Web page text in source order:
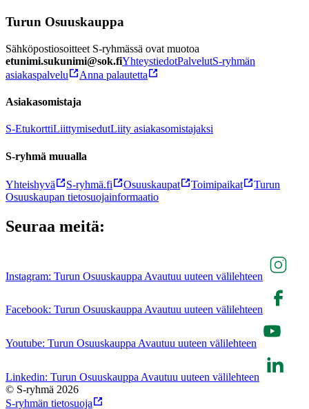
Turun Osuuskauppa
Sähköpostiosoitteet S-ryhmässä ovat muotoa
etunimi.sukunimi@sok.fiYhteystiedotPalvelutS-ryhmän
asiakaspalvelu
Anna palautetta
Asiakasomistaja
S-EtukorttiLiittymisedutLiity asiakasomistajaksi
S-ryhmä muualla
Yhteishyvä S-ryhmä.fi Osuuskaupat Toimipaikat
Turun
Osuuskaupan tietosuojainformaatio
Seuraa meitä:
Instagram: Turun Osuuskauppa Avautuu uuteen välilehteen
Facebook: Turun Osuuskauppa Avautuu uuteen välilehteen
Youtube: Turun Osuuskauppa Avautuu uuteen välilehteen
Linkedin: Turun Osuuskauppa Avautuu uuteen välilehteen
© S-ryhmä 2026
S-ryhmän tietosuoja